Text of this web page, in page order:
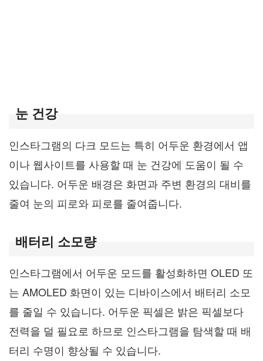
눈 건강
인스타그램의 다크 모드는 특히 어두운 환경에서 앱
이나 웹사이트를 사용할 때 눈 건강에 도움이 될 수
있습니다. 어두운 배경은 화면과 주변 환경의 대비를
줄여 눈의 피로와 피로를 줄여줍니다.
배터리 소모량
인스타그램에서 어두운 모드를 활성화하면 OLED 또
는 AMOLED 화면이 있는 디바이스에서 배터리 소모
를 줄일 수 있습니다. 어두운 픽셀은 밝은 픽셀보다
전력을 덜 필요로 하므로 인스타그램을 탐색할 때 배
터리 수명이 향상될 수 있습니다.